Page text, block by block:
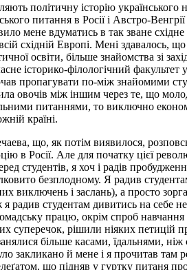
політичну історію українського
питання в Росії і Австро-
мене вдуматись в так зване
східній Европі. Мені здавалось, що
освіти, більше знайомства зі
історико-філологічний факультет
пропагувати по-між знайомими
овочів між іншим через те, що
питаннями, то виключно
країні.
що, як потім виявилося,
в Росії. Але для початку цієї
студентів, я хоч і радів
безплодному. Я радив
виключень і заслань), а просто
радив студентам дивитись на себе
працю, окрім спроб
суперечок, рішили ніяких петицій
більше касами, їдальнями,
закликано й мене і я прочитав
що підняв у гуртку питаня